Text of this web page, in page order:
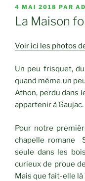
PUBLIÉ
LE
4 MAI 2018 PAR
La Maison
Voir ici les photos
Un peu frisquet,
quand même un
Athon, perdu dans
appartenir à Gaujac.
Pour notre
chapelle romane
seule dans les
curieux de proue
Mais que fait-elle là